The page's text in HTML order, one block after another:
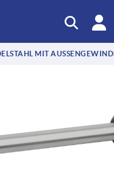
MIT AUSSENGEWINDE